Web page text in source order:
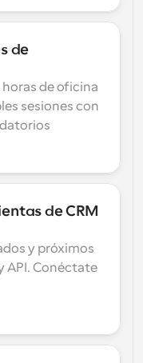
de
de oficina
sesiones con
de CRM
y próximos
API. Conéctate